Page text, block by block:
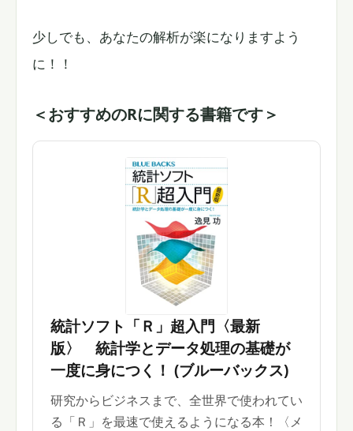
少しでも、あなたの解析が楽になりますよう
に！！
＜おすすめのRに関する書籍です＞
統計ソフト「Ｒ」超入門〈最新
版〉 統計学とデータ処理の基礎が
一度に身につく！ (ブルーバックス)
研究からビジネスまで、全世界で使われてい
る「Ｒ」を最速で使えるようになる本！〈メ